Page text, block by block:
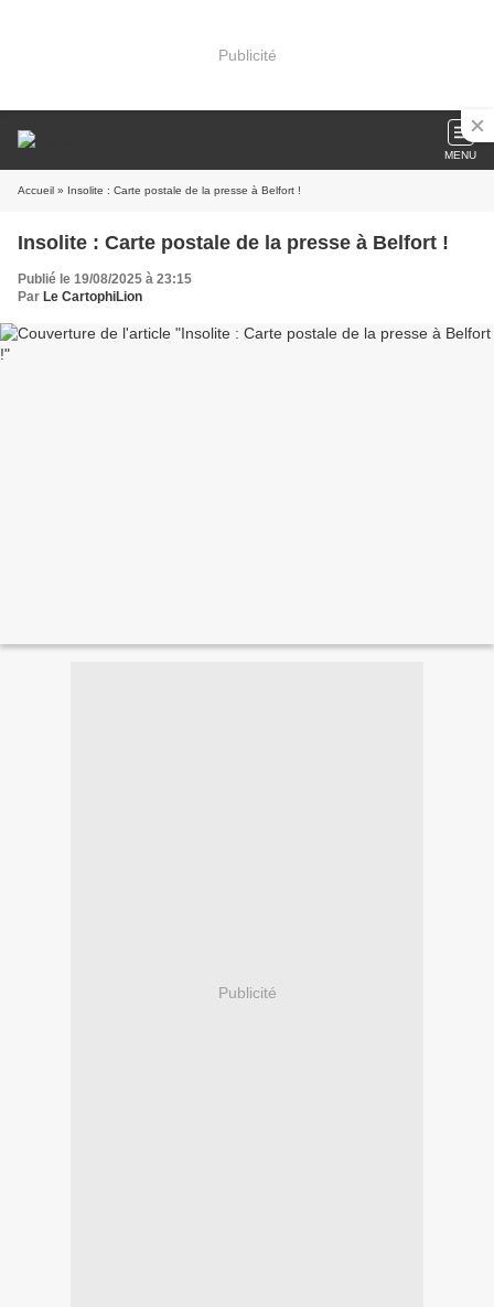
Publicité
MENU
Accueil » Insolite : Carte postale de la presse à Belfort !
Insolite : Carte postale de la presse à Belfort !
Publié le 19/08/2025 à 23:15
Par Le CartophiLion
Publicité